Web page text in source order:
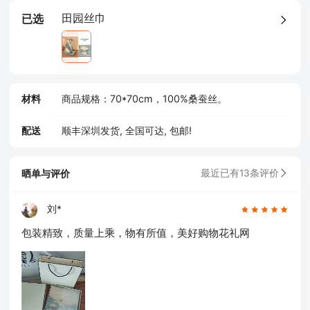
已选 田园丝巾
材料 商品规格：70*70cm，100%桑蚕丝。
配送 顺丰深圳发货, 全国可达, 包邮!
晒单与评价 最近已有13条评价
刘*
包装精致，质量上乘，物有所值，美好购物花礼网